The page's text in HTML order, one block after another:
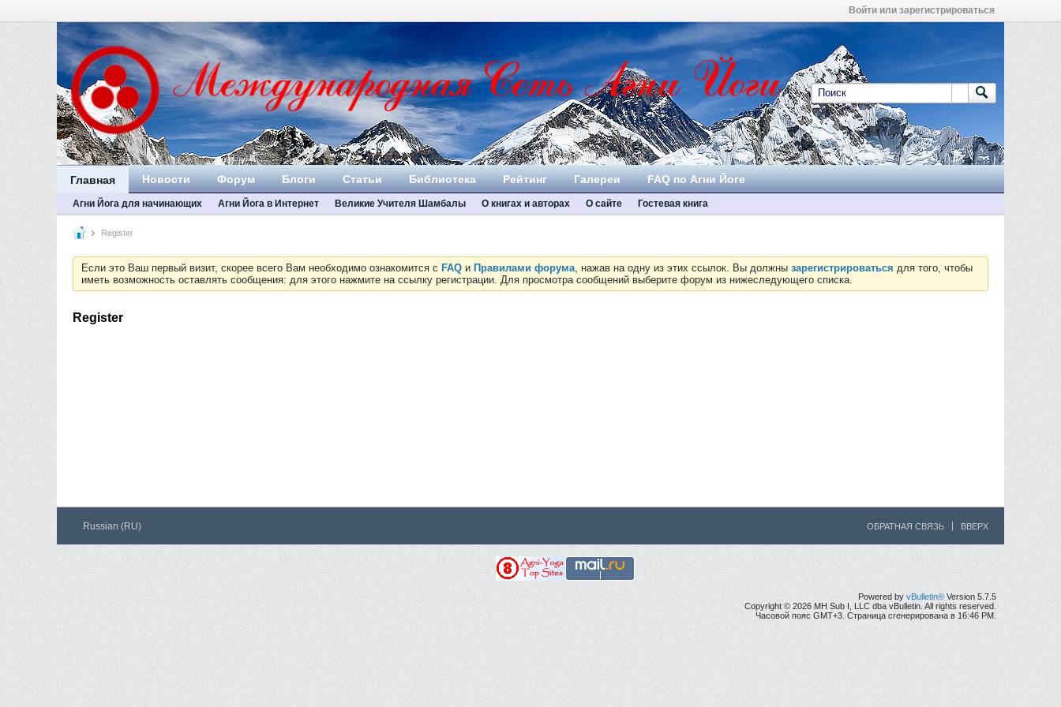
Войти или зарегистрироваться
Главная Новости Форум Блоги Статьи Библиотека Рейтинг Галереи FAQ по Агни Йоге
Агни Йога для начинающих Агни Йога в Интернет Великие Учителя Шамбалы О книгах и авторах О сайте Гостевая книга
Register
Если это Ваш первый визит, скорее всего Вам необходимо ознакомится с FAQ и Правилами форума, нажав на одну из этих ссылок. Вы должны зарегистрироваться для того, чтобы
иметь возможность оставлять сообщения: для этого нажмите на ссылку регистрации. Для просмотра сообщений выберите форум из нижеследующего списка.
Register
Russian (RU) ОБРАТНАЯ СВЯЗЬ ВВЕРХ
Powered by vBulletin® Version 5.7.5
Copyright © 2026 MH Sub I, LLC dba vBulletin. All rights reserved.
Часовой пояс GMT+3. Страница сгенерирована в 16:46 PM.